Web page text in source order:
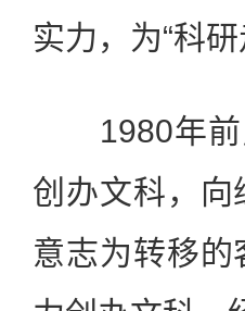
实力，为“科
1980年前
创办文科，向
意志为转移的